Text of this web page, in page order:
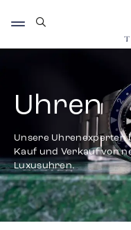
Uhren
Unsere Uhrenexperten
Kauf und Verkauf von
Luxusuhren.